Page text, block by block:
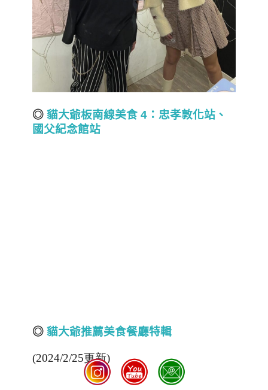
◎ 貓大爺板南線美食 4 ：忠孝敦化站、
國父紀念館站
◎ 貓大爺推薦美食餐廳特輯
(2024/2/25更新)